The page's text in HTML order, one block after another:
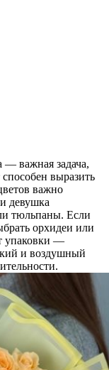
— важная задача,
выразить
важно
девушка
тюльпаны. Если
орхидеи или
упаковки —
и воздушный